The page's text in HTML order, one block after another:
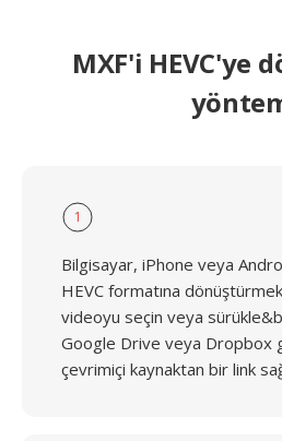
MXF'i HEVC'ye
1
Bilgisayar, iPhone veya
HEVC formatına
videoyu seçin veya
Google Drive veya Dropbox
çevrimiçi kaynaktan bir link